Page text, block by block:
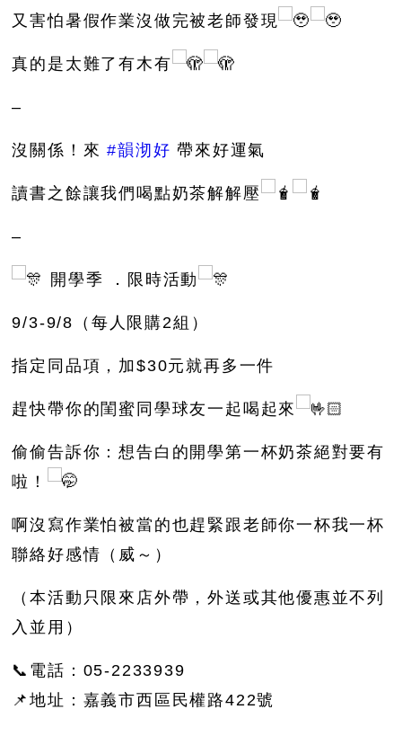
又害怕暑假作業沒做完被老師發現
真的是太難了有木有
–
沒關係！來#韻沏好 帶來好運氣
讀書之餘讓我們喝點奶茶解解壓
–
開學季 ．限時活動
9/3-9/8（每人限購2組）
指定同品項，加$30元就再多一件
趕快帶你的閨蜜同學球友一起喝起來
偷偷告訴你：想告白的開學第一杯奶茶絕對要有
啦！
啊沒寫作業怕被當的也趕緊跟老師你一杯我一杯
聯絡好感情（威～）
（本活動只限來店外帶，外送或其他優惠並不列
入並用）
📞電話：05-2233939
📌地址：嘉義市西區民權路422號